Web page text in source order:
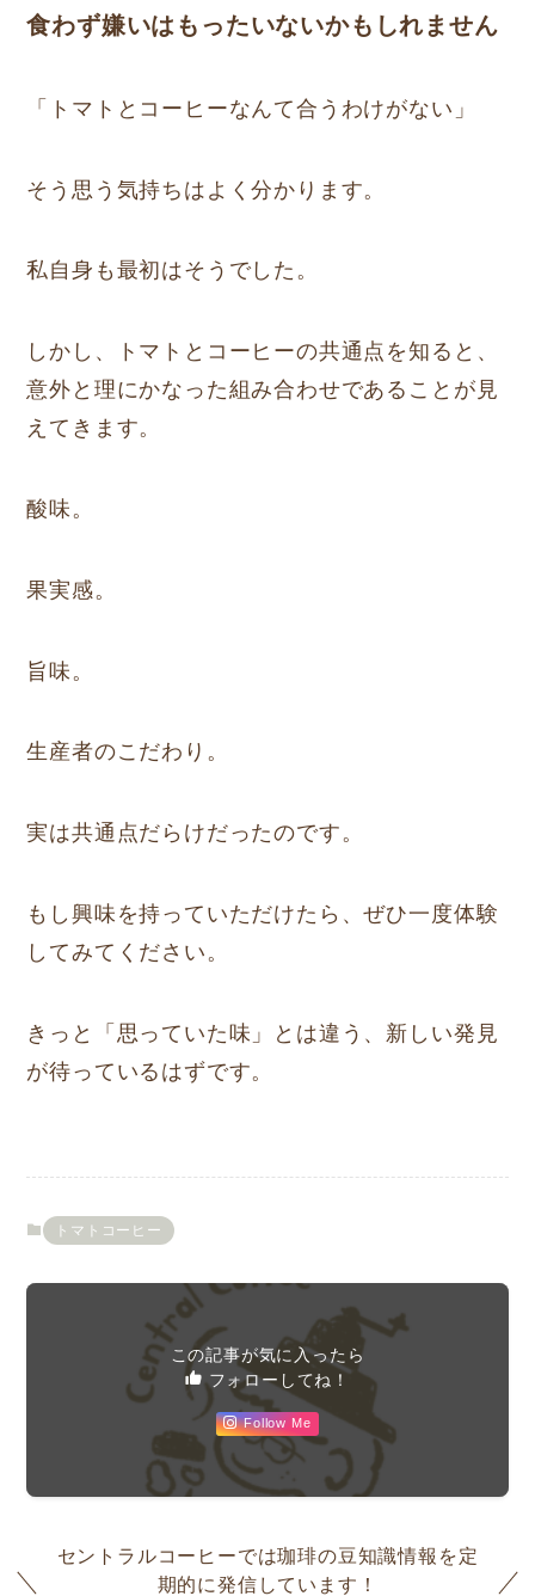
食わず嫌いはもったいないかもしれません
「トマトとコーヒーなんて合うわけがない」
そう思う気持ちはよく分かります。
私自身も最初はそうでした。
しかし、トマトとコーヒーの共通点を知ると、
意外と理にかなった組み合わせであることが見
えてきます。
酸味。
果実感。
旨味。
生産者のこだわり。
実は共通点だらけだったのです。
もし興味を持っていただけたら、ぜひ一度体験
してみてください。
きっと「思っていた味」とは違う、新しい発見
が待っているはずです。
トマトコーヒー
この記事が気に入ったら
フォローしてね！
Follow Me
セントラルコーヒーでは珈琲の豆知識情報を定
期的に発信しています！